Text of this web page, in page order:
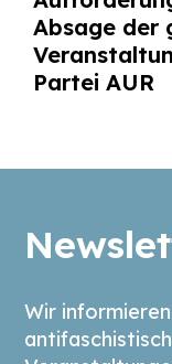
Absage der
Partei AUR
Wir